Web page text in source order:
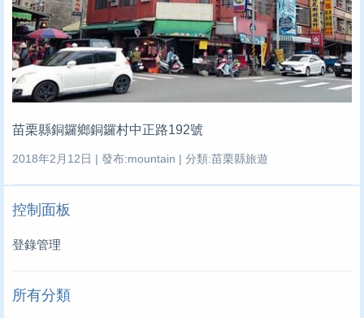
苗栗縣銅鑼鄉銅鑼村中正路192號
2018年2月12日 | 發布:mountain | 分類:苗栗縣旅遊
控制面板
登錄管理
所有分類